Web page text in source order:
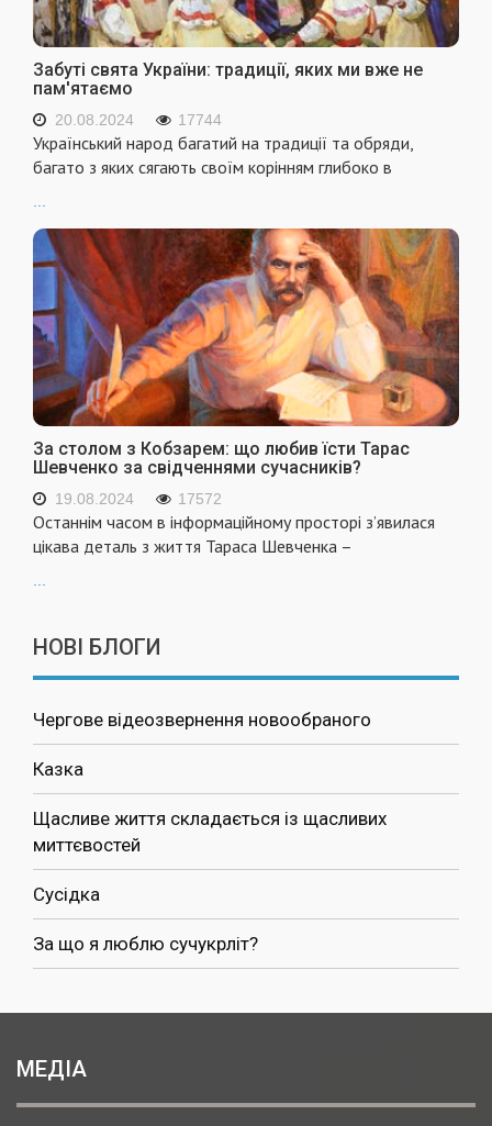
Забуті свята України: традиції, яких ми вже не
пам'ятаємо
20.08.2024 17744
Український народ багатий на традиції та обряди,
багато з яких сягають своїм корінням глибоко в
За столом з Кобзарем: що любив їсти Тарас
Шевченко за свідченнями сучасників?
19.08.2024 17572
Останнім часом в інформаційному просторі з’явилася
цікава деталь з життя Тараса Шевченка –
...
НОВІ БЛОГИ
Чергове відеозвернення новообраного
Казка
Щасливе життя складається із щасливих
миттєвостей
Сусідка
За що я люблю сучукрліт?
МЕДІА